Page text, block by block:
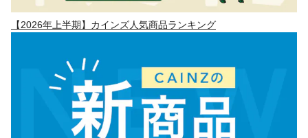
【2026年上半期】カインズ人気商品ランキング